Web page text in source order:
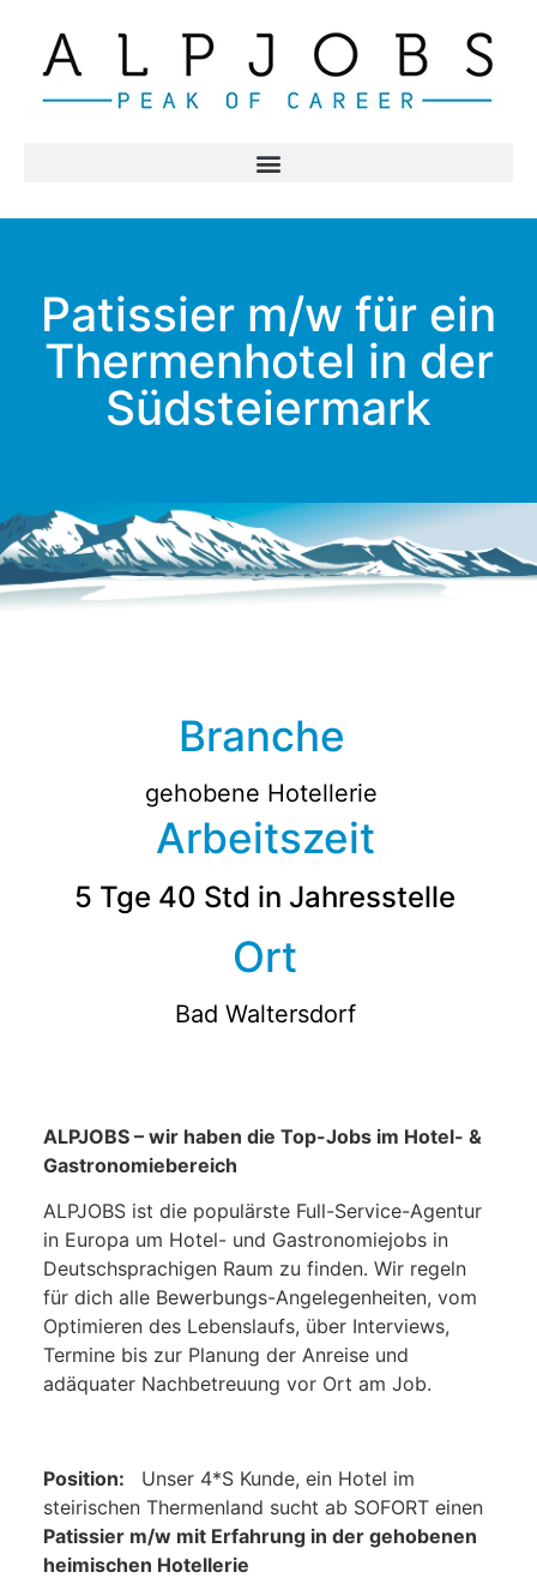
Patissier m/w für ein
Thermenhotel in der
Südsteiermark
Branche
gehobene Hotellerie
Arbeitszeit
5 Tge 40 Std in Jahresstelle
Ort
Bad Waltersdorf
ALPJOBS – wir haben die Top-Jobs im Hotel- &
Gastronomiebereich
ALPJOBS ist die populärste Full-Service-Agentur
in Europa um Hotel- und Gastronomiejobs in
Deutschsprachigen Raum zu finden. Wir regeln
für dich alle Bewerbungs-Angelegenheiten, vom
Optimieren des Lebenslaufs, über Interviews,
Termine bis zur Planung der Anreise und
adäquater Nachbetreuung vor Ort am Job.
Position:
Unser 4*S Kunde, ein Hotel im
steirischen Thermenland sucht ab SOFORT einen
Patissier m/w mit Erfahrung in der gehobenen
heimischen Hotellerie